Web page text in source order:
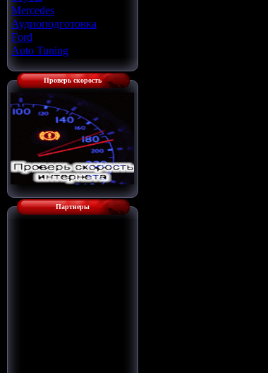
Mercedes
Аудиоподготовка
Ford
Auto Tuning
Проверь скорость
Партнеры